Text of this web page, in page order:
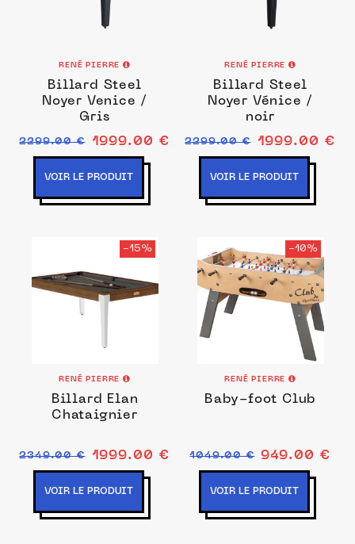
RENÉ PIERRE
Billard Steel
Noyer Venice /
Gris
2299.00 € 1999.00 €
VOIR LE PRODUIT
RENÉ PIERRE
Billard Steel
Noyer Vénice /
noir
2299.00 € 1999.00 €
VOIR LE PRODUIT
-15%
RENÉ PIERRE
Billard Elan
Chataignier
2349.00 € 1999.00 €
VOIR LE PRODUIT
-10%
RENÉ PIERRE
Baby-foot Club
1049.00 € 949.00 €
VOIR LE PRODUIT